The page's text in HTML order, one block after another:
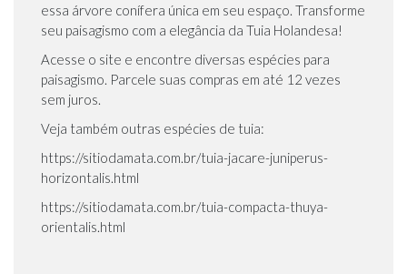
essa árvore conífera única em seu espaço. Transforme
seu paisagismo com a elegância da Tuia Holandesa!
Acesse o site e encontre diversas espécies para
paisagismo. Parcele suas compras em até 12 vezes
sem juros.
Veja também outras espécies de tuia:
https://sitiodamata.com.br/tuia-jacare-juniperus-
horizontalis.html
https://sitiodamata.com.br/tuia-compacta-thuya-
orientalis.html